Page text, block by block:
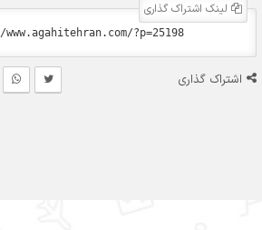
لینک اشتراک گذاری
اشتراک گذاری